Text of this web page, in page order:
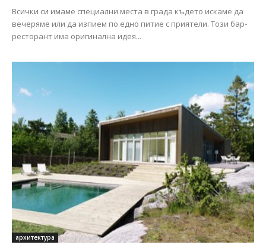
Всички си имаме специални места в града където искаме да
вечеряме или да изпием по едно питие с приятели. Този бар-
ресторант има оригинална идея...
архитектура